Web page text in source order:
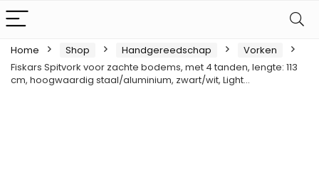
Home Shop Handgereedschap
Vorken
Fiskars Spitvork voor zachte bodems, met 4 tanden, lengte: 113
cm, hoogwaardig staal/aluminium, zwart/wit, Light…